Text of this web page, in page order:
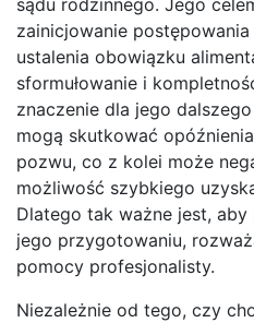
zainicjowanie
ustalenia obowiązku
sformułowanie i
znaczenie dla jego
mogą skutkować
pozwu, co z kolei może
możliwość szybkiego
Dlatego tak ważne jest,
jego przygotowaniu,
pomocy profesjonalisty.
Niezależnie od tego, czy